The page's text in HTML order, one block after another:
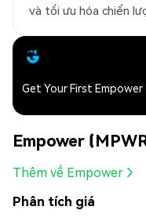
và tối ưu hóa chiến
Get Your First Empower
Empower
Thêm về Empower
Phân tích giá